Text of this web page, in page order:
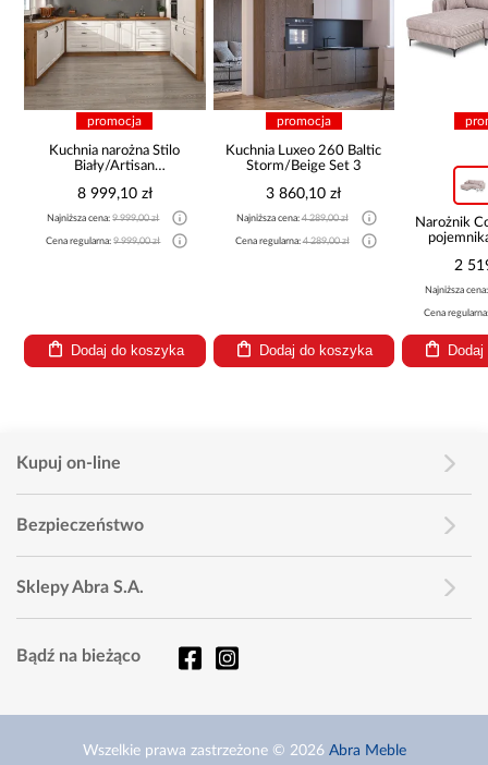
promocja
Kuchnia narożna Stilo
Biały/Artisan
8 999,10 zł
Najniższa cena:9 999,00 zł
Cena regularna:9 999,00 zł
Dodaj do koszyka
promocja
Kuchnia Luxeo 260 Baltic
Storm/Beige Set 3
3 860,10 zł
Najniższa cena:4 289,00 zł
Cena regularna:4 289,00 zł
Dodaj do koszyka
Narożnik
2
Najniższa
Cena
Kupuj on-line
Bezpieczeństwo
Sklepy Abra S.A.
Bądź na bieżąco
Wszelkie prawa zastrzeżone © 2026 Abra Meble